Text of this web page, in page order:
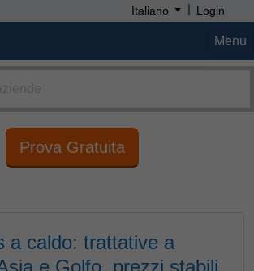
Italiano | Login
Menu
Prova Gratuita
a caldo: trattative a
e Golfo, prezzi stabili